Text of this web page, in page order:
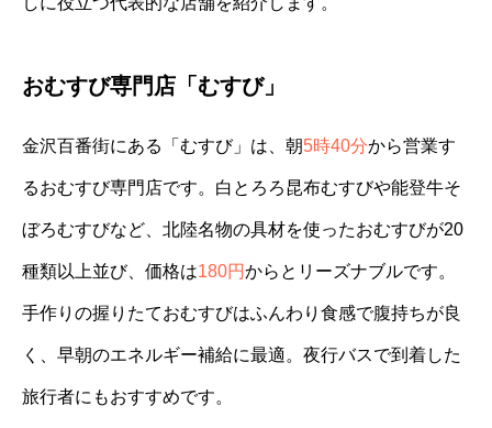
おむすび専門店「むすび」
金沢百番街にある「むすび」は、朝5時40分から営業す
るおむすび専門店です。白とろろ昆布むすびや能登牛そ
ぼろむすびなど、北陸名物の具材を使ったおむすびが20
種類以上並び、価格は180円からとリーズナブルです。
手作りの握りたておむすびはふんわり食感で腹持ちが良
く、早朝のエネルギー補給に最適。夜行バスで到着した
旅行者にもおすすめです。